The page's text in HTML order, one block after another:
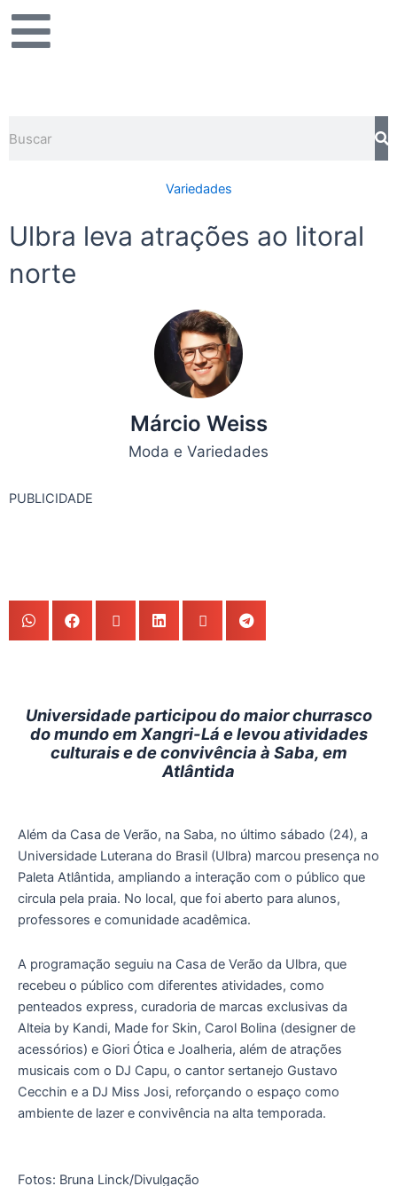
para
Variedades
Ulbra leva atrações ao litoral
norte
Márcio Weiss
Moda e Variedades
PUBLICIDADE
Universidade participou do maior churrasco
do mundo em Xangri-Lá e levou atividades
culturais e de convivência à Saba, em
Atlântida
Além da Casa de Verão, na Saba, no último sábado (24), a
Universidade Luterana do Brasil (Ulbra) marcou presença no
Paleta Atlântida, ampliando a interação com o público que
circula pela praia. No local, que foi aberto para alunos,
professores e comunidade acadêmica.
A programação seguiu na Casa de Verão da Ulbra, que
recebeu o público com diferentes atividades, como
penteados express, curadoria de marcas exclusivas da
Alteia by Kandi, Made for Skin, Carol Bolina (designer de
acessórios) e Giori Ótica e Joalheria, além de atrações
musicais com o DJ Capu, o cantor sertanejo Gustavo
Cecchin e a DJ Miss Josi, reforçando o espaço como
ambiente de lazer e convivência na alta temporada.
Fotos: Bruna Linck/Divulgação